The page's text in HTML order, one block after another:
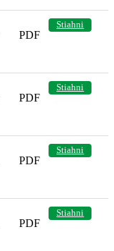
PDF
Stiahni
PDF
Stiahni
PDF
Stiahni
PDF
Stiahni